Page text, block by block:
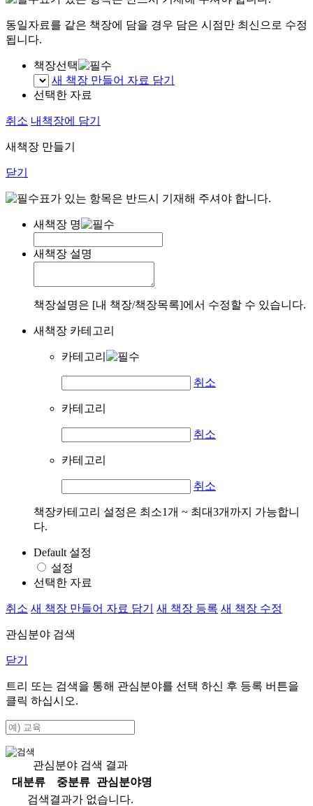
동일자료를 같은 책장에 담을 경우 담은 시점만 최신으로 수정
됩니다.
책장선택
새 책장 만들어 자료 담기
선택한 자료
취소 내책장에 담기
새책장 만들기
닫기
표가 있는 항목은 반드시 기재해 주셔야 합니다.
새책장 명
새책장 설명
책장설명은 [내 책장/책장목록]에서 수정할 수 있습니다.
새책장 카테고리
카테고리
취소
카테고리
취소
카테고리
취소
책장카테고리 설정은 최소1개 ~ 최대3개까지 가능합니
다.
Default 설정
설정
선택한 자료
취소 새 책장 만들어 자료 담기 새 책장 등록 새 책장 수정
관심분야 검색
닫기
트리 또는 검색을 통해 관심분야를 선택 하신 후 등록 버튼을
클릭 하십시오.
관심분야 검색 결과
대분류
중분류
관심분야명
검색결과가 없습니다.